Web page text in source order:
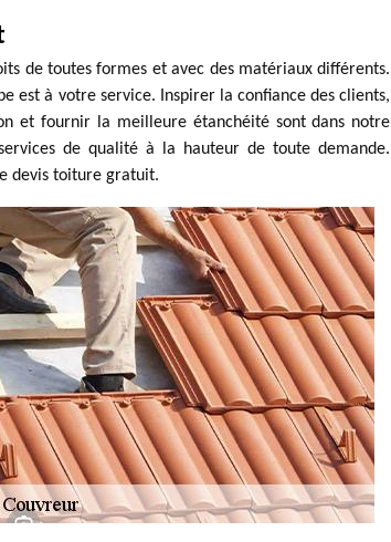
de toutes formes et avec des matériaux différents.
est à votre service. Inspirer la confiance des clients,
et fournir la meilleure étanchéité sont dans notre
de qualité à la hauteur de toute demande.
devis toiture gratuit.